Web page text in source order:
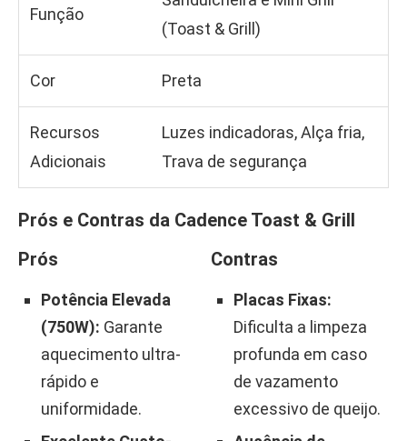
Função
(Toast & Grill)
Cor Preta
Recursos
Adicionais
Luzes indicadoras, Alça fria,
Trava de segurança
Prós e Contras da Cadence Toast & Grill
Prós
Potência Elevada
(750W): Garante
aquecimento ultra-
rápido e
uniformidade.
Contras
Placas Fixas:
Dificulta a limpeza
profunda em caso
de vazamento
excessivo de queijo.